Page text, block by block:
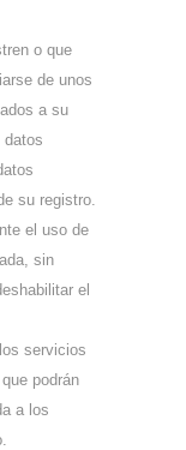
o que
de unos
a su
datos
su registro.
el uso de
sin
el
servicios
podrán
a los